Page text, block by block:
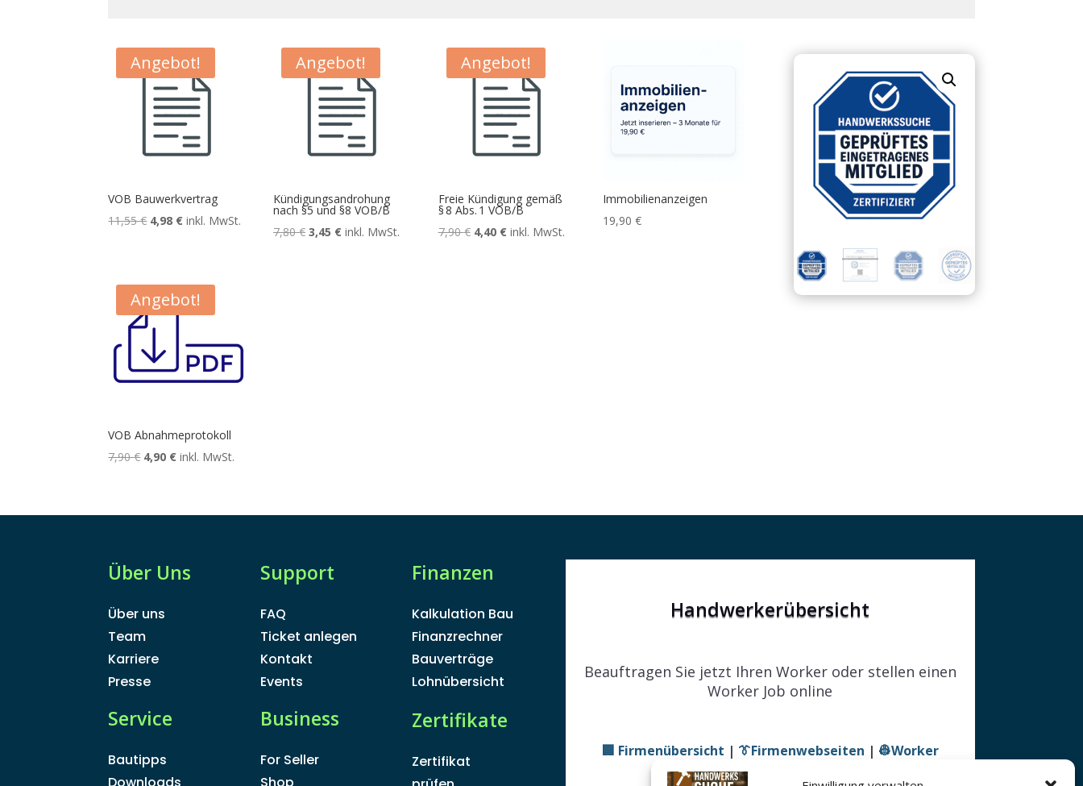
Angebot!
VOB Bauwerkvertrag
11,55€ Ursprünglicher
11,55 €
4,98 €Aktueller
4,98 €.
inkl. MwSt.
Angebot!
Kündigungsandrohung
nach §5 und §8 VOB/B
7,80€ Ursprünglicher
3,45 €Aktueller
inkl. MwSt.
Angebot!
Freie Kündigung gemäß
§ 8 Abs. 1 VOB/B
7,90€ Ursprünglicher
4,40 €Aktueller
inkl. MwSt.
Immobilienanzeigen
19,90€
Angebot!
VOB Abnahmeprotokoll
7,90€ Ursprünglicher
7,90 €
4,90 €Aktueller
4,90 €.
inkl. MwSt.
Über Uns
Über uns
Team
Karriere
Presse
Service
Bautipps
Support
FAQ
Ticket anlegen
Kontakt
Events
Business
For Seller
Finanzen
Kalkulation Bau
Finanzrechner
Bauverträge
Lohnübersicht
Zertifikate
Zertifikat
Handwerkerübersicht
Beauftragen Sie jetzt Ihren Worker oder stellen einen
Worker Job online
🏢 Firmenübersicht | 👔Firmenwebseiten | 👷Worker